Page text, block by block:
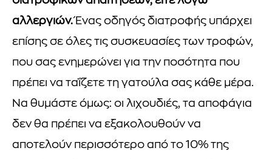
αλλεργιών.Ένας οδηγός διατροφής υπάρχει
επίσης σε όλες τις συσκευασίες των τροφών,
που σας ενημερώνει για την ποσότητα που
πρέπει να ταΐζετε τη γατούλα σας κάθε μέρα.
Να θυμάστε όμως: οι λιχουδιές, τα αποφάγια
δεν θα πρέπει να εξακολουθούν να
αποτελούν περισσότερο από το 10% της